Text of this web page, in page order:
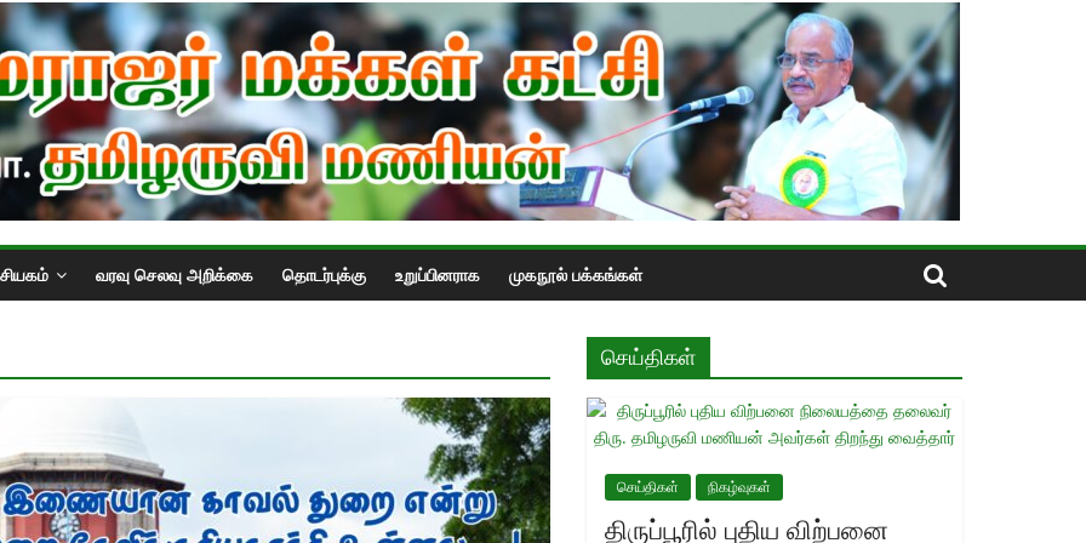
வரவு செலவு அறிக்கை தொடர்புக்கு உறுப்பினராக முகநூல் பக்கங்கள்
செய்திகள்
செய்திகள் நிகழ்வுகள்
திருப்பூரில் புதிய விற்பனை